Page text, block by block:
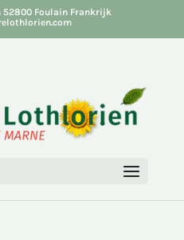
52800 Foulain Frankrijk